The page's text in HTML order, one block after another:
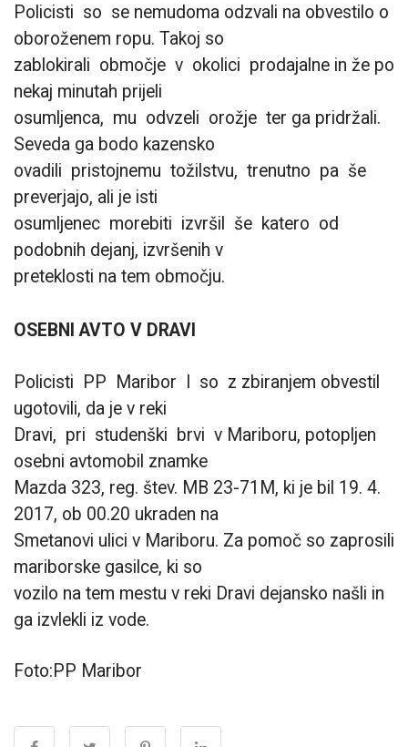
Policisti so se nemudoma odzvali na obvestilo o
oboroženem ropu. Takoj so
zablokirali območje v okolici prodajalne in že po
nekaj minutah prijeli
osumljenca, mu odvzeli orožje ter ga pridržali.
Seveda ga bodo kazensko
ovadili pristojnemu tožilstvu, trenutno pa še
preverjajo, ali je isti
osumljenec morebiti izvršil še katero od
podobnih dejanj, izvršenih v
preteklosti na tem območju.
OSEBNI AVTO V DRAVI
Policisti PP Maribor I so z zbiranjem obvestil
ugotovili, da je v reki
Dravi, pri studenški brvi v Mariboru, potopljen
osebni avtomobil znamke
Mazda 323, reg. štev. MB 23-71M, ki je bil 19. 4.
2017, ob 00.20 ukraden na
Smetanovi ulici v Mariboru. Za pomoč so zaprosili
mariborske gasilce, ki so
vozilo na tem mestu v reki Dravi dejansko našli in
ga izvlekli iz vode.
Foto:PP Maribor